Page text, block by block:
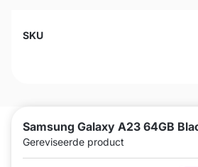
Samsung Galaxy A23 64GB
Gereviseerde product
SKU